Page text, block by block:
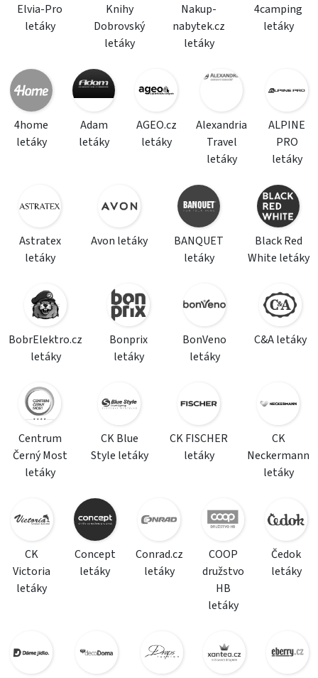
Elvia-Pro
letáky
Knihy
Dobrovský
letáky
Nakup-
nabytek.cz
letáky
4camping
letáky
4home
letáky
Adam
letáky
AGEO.cz
letáky
Alexandria
Travel
letáky
ALPINE
PRO
letáky
Astratex
letáky
Avon letáky
BANQUET
letáky
Black Red
White letáky
BobrElektro.cz
letáky
Bonprix
letáky
BonVeno
letáky
C&A letáky
Centrum
Černý Most
letáky
CK Blue
Style letáky
CK FISCHER
letáky
CK
Neckermann
letáky
CK
Victoria
letáky
Concept
letáky
Conrad.cz
letáky
COOP
družstvo
HB
letáky
Čedok
letáky